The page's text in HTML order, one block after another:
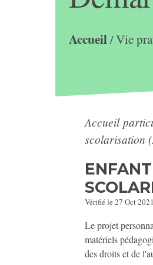
Accueil/Vie
Accueil
scolarisation
Vérifié le 27 Oct
Le projet
matériels
des droits et de